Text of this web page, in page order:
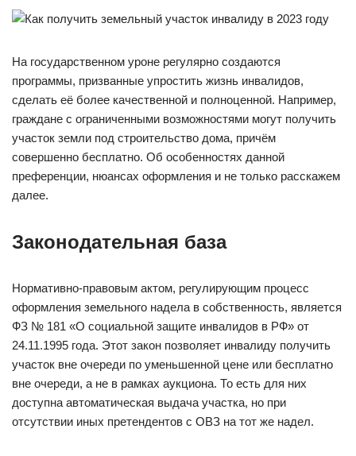
На государственном уроне регулярно создаются
программы, призванные упростить жизнь инвалидов,
сделать её более качественной и полноценной. Например,
граждане с ограниченными возможностями могут получить
участок земли под строительство дома, причём
совершенно бесплатно. Об особенностях данной
преференции, нюансах оформления и не только расскажем
далее.
Законодательная база
Нормативно-правовым актом, регулирующим процесс
оформления земельного надела в собственность, является
ФЗ № 181 «О социальной защите инвалидов в РФ» от
24.11.1995 года. Этот закон позволяет инвалиду получить
участок вне очереди по уменьшенной цене или бесплатно
вне очереди, а не в рамках аукциона. То есть для них
доступна автоматическая выдача участка, но при
отсутствии иных претендентов с ОВЗ на тот же надел.